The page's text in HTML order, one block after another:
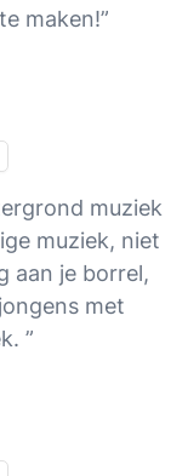
maken!”
muziek
muziek, niet
aan je borrel,
met
”